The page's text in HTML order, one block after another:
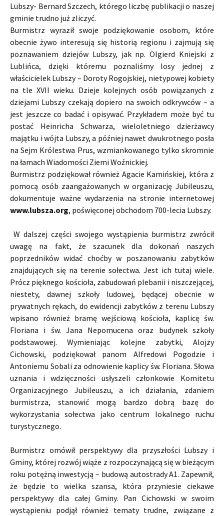
Lubszy- Bernard Szczech, którego liczbę publikacji o naszej
gminie trudno już zliczyć.
Burmistrz wyraził swoje podziękowanie osobom, które
obecnie żywo interesują się historią regionu i zajmują się
poznawaniem dziejów Lubszy, jak np. Olgierd Kniejski z
Lublińca, dzięki któremu poznaliśmy losy jednej z
właścicielek Lubszy – Doroty Rogojskiej, nietypowej kobiety
na tle XVII wieku. Dzieje kolejnych osób powiązanych z
dziejami Lubszy czekają dopiero na swoich odkrywców – a
jest jeszcze co badać i opisywać. Przykładem może być tu
postać Heinricha Schwarza, wieloletniego dzierżawcy
majątku i wójta Lubszy, a później nawet dwukrotnego posła
na Sejm Królestwa Prus, wzmiankowanego tylko skromnie
na łamach Wiadomości Ziemi Woźnickiej.
Burmistrz podziękował również Agacie Kamińskiej, która z
pomocą osób zaangażowanych w organizację Jubileuszu,
dokumentuje ważne wydarzenia na stronie internetowej
www.lubsza.org, poświęconej obchodom 700-lecia Lubszy.
W dalszej części swojego wystąpienia burmistrz zwrócił
uwagę na fakt, że szacunek dla dokonań naszych
poprzedników widać choćby w poszanowaniu zabytków
znajdujących się na terenie sołectwa. Jest ich tutaj wiele.
Prócz pięknego kościoła, zabudowań plebanii i niszczejącej,
niestety, dawnej szkoły ludowej, będącej obecnie w
prywatnych rękach, do ewidencji zabytków z terenu Lubszy
wpisano również bramę wejściową kościoła, kaplicę św.
Floriana i św. Jana Nepomucena oraz budynek szkoły
podstawowej. Wymieniając kolejne zabytki, Alojzy
Cichowski, podziękował panom Alfredowi Pogodzie i
Antoniemu Sobali za odnowienie kaplicy św. Floriana. Słowa
uznania i wdzięczności usłyszeli członkowie Komitetu
Organizacyjnego Jubileuszu, a ich działania, zdaniem
burmistrza, stanowić mogą bardzo dobrą bazę do
wykorzystania sołectwa jako centrum lokalnego ruchu
turystycznego.
Burmistrz omówił perspektywy dla przyszłości Lubszy i
Gminy, której rozwój wiąże z rozpoczynającą się w bieżącym
roku potężną inwestycją – budową autostrady A1. Zapewnił,
że będzie to wielka szansa, która przyniesie ciekawe
perspektywy dla całej Gminy. Pan Cichowski w swoim
wystąpieniu podjął również tematy trudne, związane z